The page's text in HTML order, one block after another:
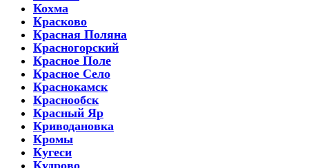
Кохма
Красково
Красная Поляна
Красногорский
Красное Поле
Красное Село
Краснокамск
Краснообск
Красный Яр
Криводановка
Кромы
Кугеси
Кудрово